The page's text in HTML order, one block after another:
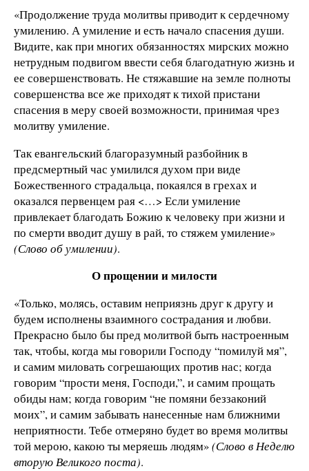
«Продолжение труда молитвы приводит к сердечному
умилению. А умиление и есть начало спасения души.
Видите, как при многих обязанностях мирских можно
нетрудным подвигом ввести себя благодатную жизнь и
ее совершенствовать. Не стяжавшие на земле полноты
совершенства все же приходят к тихой пристани
спасения в меру своей возможности, принимая чрез
молитву умиление.
Так евангельский благоразумный разбойник в
предсмертный час умилился духом при виде
Божественного страдальца, покаялся в грехах и
оказался первенцем рая <…> Если умиление
привлекает благодать Божию к человеку при жизни и
по смерти вводит душу в рай, то стяжем умиление»
(Слово об умилении).
О прощении и милости
«Только, молясь, оставим неприязнь друг к другу и
будем исполнены взаимного сострадания и любви.
Прекрасно было бы пред молитвой быть настроенным
так, чтобы, когда мы говорили Господу “помилуй мя”,
и самим миловать согрешающих против нас; когда
говорим “прости меня, Господи,”, и самим прощать
обиды нам; когда говорим “не помяни беззаконий
моих”, и самим забывать нанесенные нам ближними
неприятности. Тебе отмеряно будет во время молитвы
той мерою, какою ты меряешь людям»(Слово в Неделю
вторую Великого поста).